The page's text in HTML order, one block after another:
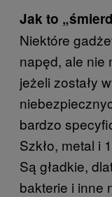
Jak to
Niektóre
napęd, ale nie
jeżeli zostały
bardzo
Szkło, metal i
Są gładkie,
bakterie i inne